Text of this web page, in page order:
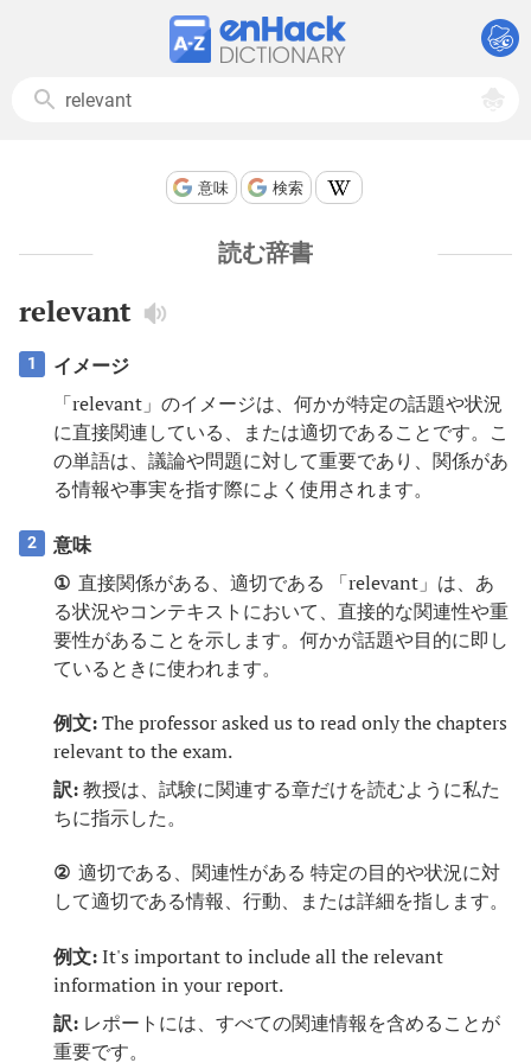
意味 検索
読む辞書
relevant
1
イメージ
「relevant」のイメージは、何かが特定の話題や状況
に直接関連している、または適切であることです。こ
の単語は、議論や問題に対して重要であり、関係があ
る情報や事実を指す際によく使用されます。
2
意味
① 直接関係がある、適切である 「relevant」は、あ
る状況やコンテキストにおいて、直接的な関連性や重
要性があることを示します。何かが話題や目的に即し
ているときに使われます。
例文:The professor asked us to read only the chapters
relevant to the exam.
訳:教授は、試験に関連する章だけを読むように私た
ちに指示した。
② 適切である、関連性がある 特定の目的や状況に対
して適切である情報、行動、または詳細を指します。
例文:It's important to include all the relevant
information in your report.
訳:レポートには、すべての関連情報を含めることが
重要です。